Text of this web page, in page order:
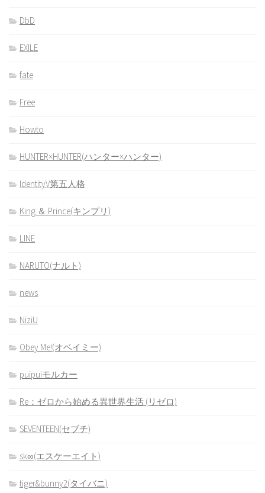
DbD
EXILE
fate
Free
Howto
HUNTER×HUNTER(ハンター×ハンター)
IdentityV第五人格
King ＆ Prince(キンプリ)
LINE
NARUTO(ナルト)
news
NiziU
Obey Me!(オベイミー)
puipuiモルカー
Re：ゼロから始める異世界生活 (リゼロ)
SEVENTEEN(セブチ)
sk∞(エスケーエイト)
tiger&bunny2(タイバニ)